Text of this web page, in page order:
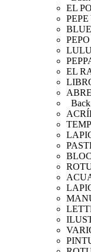
EL
PEPO
EL
Back